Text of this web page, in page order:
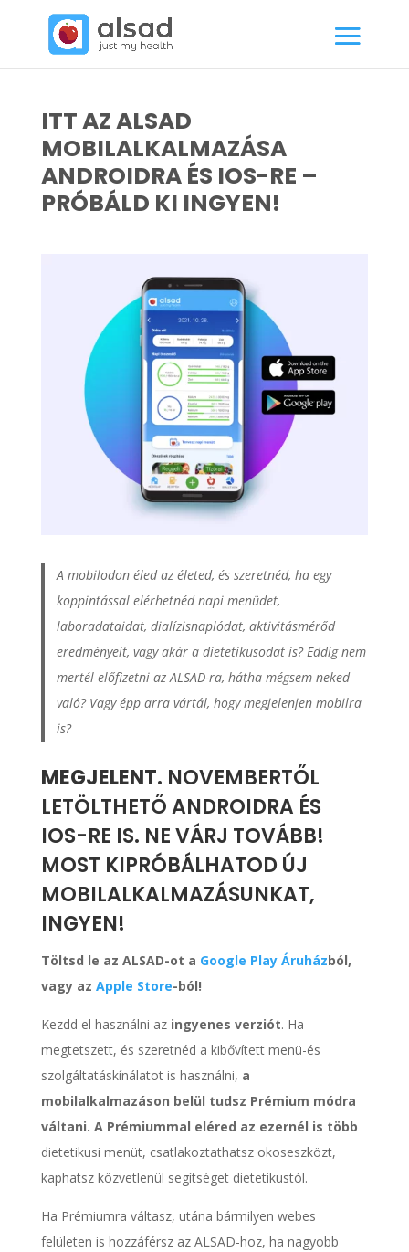
ITT AZ ALSAD
MOBILALKALMAZÁSA
ANDROIDRA ÉS IOS-RE –
PRÓBÁLD KI INGYEN!
A mobilodon éled az életed, és szeretnéd, ha egy
koppintással elérhetnéd napi menüdet,
laboradataidat, dialízisnaplódat, aktivitásmérőd
eredményeit, vagy akár a dietetikusodat is? Eddig nem
mertél előfizetni az ALSAD-ra, hátha mégsem neked
való? Vagy épp arra vártál, hogy megjelenjen mobilra
is?
MEGJELENT. NOVEMBERTŐL
LETÖLTHETŐ ANDROIDRA ÉS
IOS-RE IS. NE VÁRJ TOVÁBB!
MOST KIPRÓBÁLHATOD ÚJ
MOBILALKALMAZÁSUNKAT,
INGYEN!
Töltsd le az ALSAD-ot a Google Play Áruházból,
vagy az Apple Store-ból!
Kezdd el használni az ingyenes verziót. Ha
megtetszett, és szeretnéd a kibővített menü-és
szolgáltatáskínálatot is használni, a
mobilalkalmazáson belül tudsz Prémium módra
váltani. A Prémiummal eléred az ezernél is több
dietetikusi menüt, csatlakoztathatsz okoseszközt,
kaphatsz közvetlenül segítséget dietetikustól.
Ha Prémiumra váltasz, utána bármilyen webes
felületen is hozzáférsz az ALSAD-hoz, ha nagyobb